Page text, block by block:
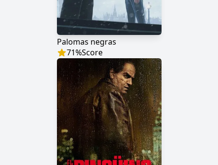
Palomas negras
71%Score